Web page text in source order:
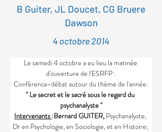
B Guiter, JL Doucet, CG Bruere
Dawson
4 octobre 2014
Le samedi 4 octobre a eu lieu la matinée
d'ouverture de l'ESRFP :
Conférence-débat autour du thème de l'année:
" Le secret et le sacré sous le regard du
psychanalyste "
Intervenants :Bernard GUITER, Psychanalyste,
Dr en Psychologie, en Sociologie, et en Histoire;